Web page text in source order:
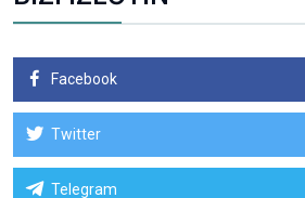
Facebook
Twitter
Telegram